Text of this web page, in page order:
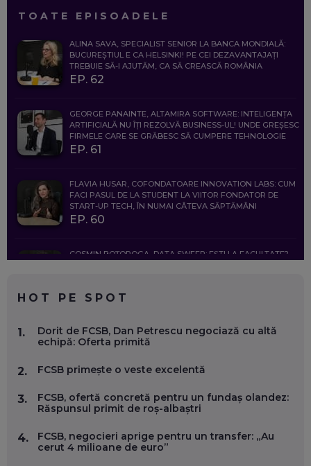
TOATE EPISOADELE
ALINA SAVA, SPECIALIST SENIOR LA BANCA MONDIALĂ:
BUCUREȘTIUL E CA HELSINKI! PE CEI DEZAVANTAJAȚI
TREBUIE SĂ-I AJUTĂM, CA SĂ CREASCĂ ROMÂNIA
EP. 62
GEORGE PANAINTE, ALTAMIRA SOFTWARE: INTELIGENȚA
ARTIFICIALĂ NU ÎȚI REZOLVĂ BUSINESS-UL! UNDE GREȘESC
FIRMELE CARE SE GRĂBESC SĂ CUMPERE TEHNOLOGIE
EP. 61
FLAVIA HUSAR, COFONDATOARE INNOVATION LABS: CUM
FACI PASUL DE LA STUDENT LA VIITOR FONDATOR DE
START-UP TECH, ÎN NUMAI CÂTEVA SĂPTĂMÂNI
EP. 60
COSMIN BOȚOROGA, DATA SWEEP: EȘTI LA FACULTATE?
FOLOSEȘTI TEHNOLOGIA CA SĂ FII MAI BUN LA JOB. ȘI CUM
SE VA SCHIMBA MUNCA, ÎN URMĂTORII ANI
MARIUS PAȘCULEA, COFONDATOR AL KULTH: CUM
FOLOSEȘTI TEHNOLOGIA CA SĂ ÎȚI DESCHIZI DRUMUL
CĂTRE ARTĂ, LA NIVEL GLOBAL
EP. 57
HOT PE SPOT
1.
Dorit de FCSB, Dan Petrescu negociază cu altă
echipă: Oferta primită
2. FCSB primește o veste excelentă
3.
FCSB, ofertă concretă pentru un fundaș olandez:
Răspunsul primit de roș-albaștri
4.
FCSB, negocieri aprige pentru un transfer: „Au
cerut 4 milioane de euro”